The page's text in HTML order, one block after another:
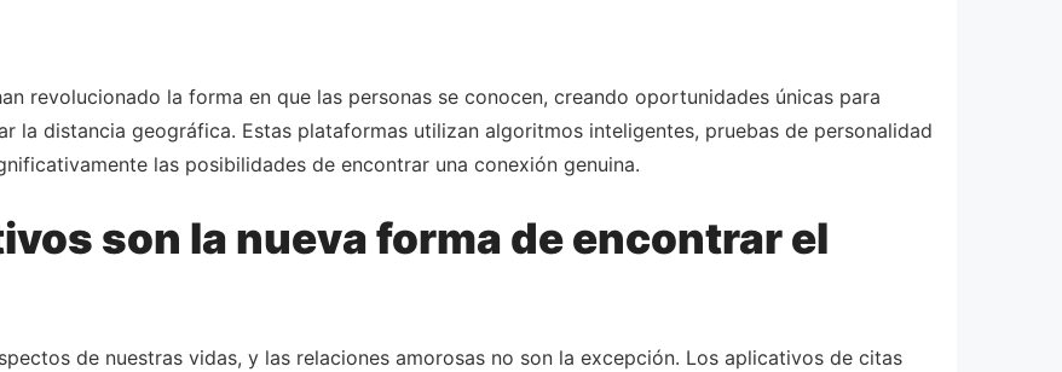
revolucionado la forma en que las personas se conocen, creando oportunidades únicas para
la distancia geográfica. Estas plataformas utilizan algoritmos inteligentes, pruebas de personalidad
las posibilidades de encontrar una conexión genuina.
son la nueva forma de encontrar el
de nuestras vidas, y las relaciones amorosas no son la excepción. Los aplicativos de citas